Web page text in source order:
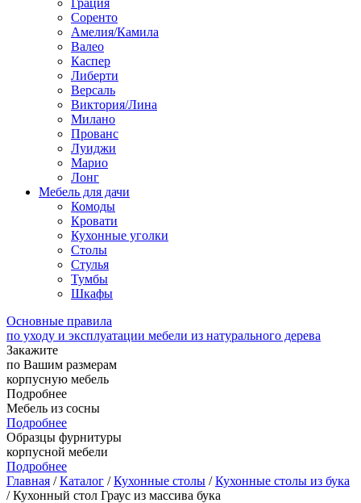
Грация
Соренто
Амелия/Камила
Валео
Каспер
Либерти
Версаль
Виктория/Лина
Милано
Прованс
Луиджи
Марио
Лонг
Мебель для дачи
Комоды
Кровати
Кухонные уголки
Столы
Стулья
Тумбы
Шкафы
Основные правила
по уходу и эксплуатации мебели из натурального дерева
Закажите
по Вашим размерам
корпусную мебель
Подробнее
Мебель из сосны
Подробнее
Образцы фурнитуры
корпусной мебели
Подробнее
Главная /Каталог /Кухонные столы /Кухонные столы из бука
/ Кухонный стол Граус из массива бука